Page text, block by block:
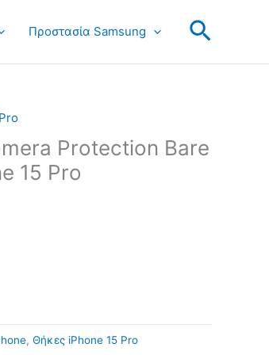
Προστασία Samsung Search
Protection Bare
15 Pro
, Θήκες iPhone 15 Pro